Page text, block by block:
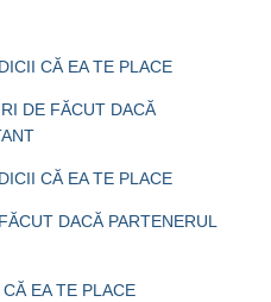
CĂ EA TE PLACE
DE FĂCUT DACĂ
CĂ EA TE PLACE
DACĂ PARTENERUL
EA TE PLACE